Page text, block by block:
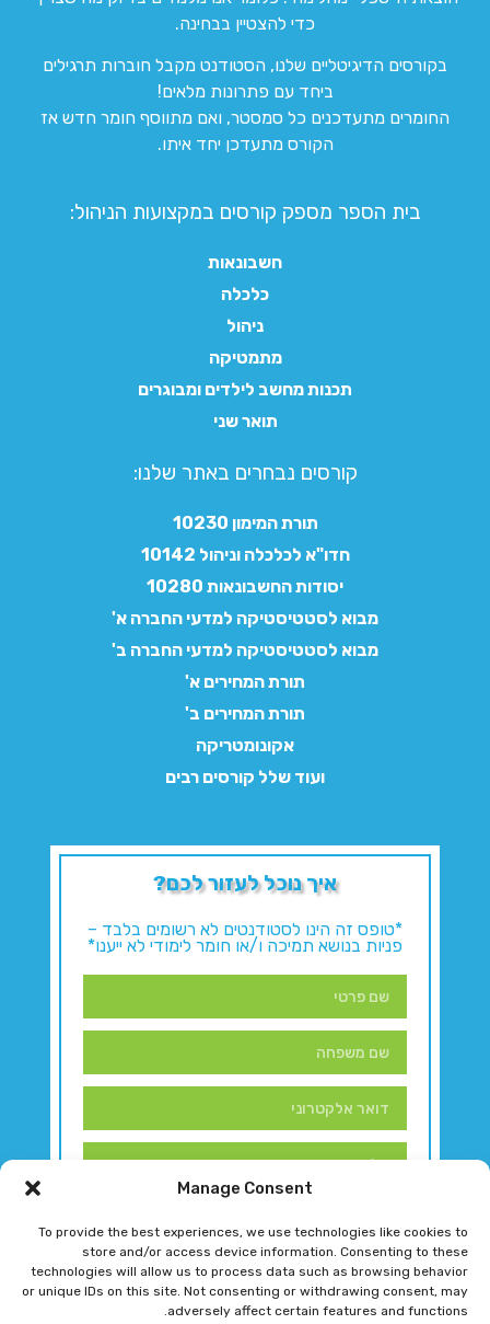
Manage Consent
To provide the best experiences, we use technologies like cookies to
store and/or access device information. Consenting to these
technologies will allow us to process data such as browsing behavior
or unique IDs on this site. Not consenting or withdrawing consent, may
adversely affect certain features and functions.
כדי להצטיין בבחינה.
בקורסים הדיגיטליים שלנו, הסטודנט מקבל חוברות תרגילים
ביחד עם פתרונות מלאים!
החומרים מתעדכנים כל סמסטר, ואם מתווסף חומר חדש אז
הקורס מתעדכן יחד איתו.
בית הספר מספק קורסים במקצועות הניהול:
חשבונאות
כלכלה
ניהול
מתמטיקה
תכנות מחשב לילדים ומבוגרים
תואר שני
קורסים נבחרים באתר שלנו:​
תורת המימון 10230
חדו"א לכלכלה וניהול 10142
יסודות החשבונאות 10280
מבוא לסטטיסטיקה למדעי החברה א'
מבוא לסטטיסטיקה למדעי החברה ב'
תורת המחירים א'
תורת המחירים ב'
אקונומטריקה
ועוד שלל קורסים רבים
איך נוכל לעזור לכם?
*טופס זה הינו לסטודנטים לא רשומים בלבד –
פניות בנושא תמיכה ו/או חומר לימודי לא ייענו*